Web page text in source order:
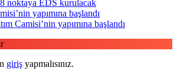
noktaya EDS kurulacak
Camisi’nin yapımına başlandı
giriş yapmalısınız.